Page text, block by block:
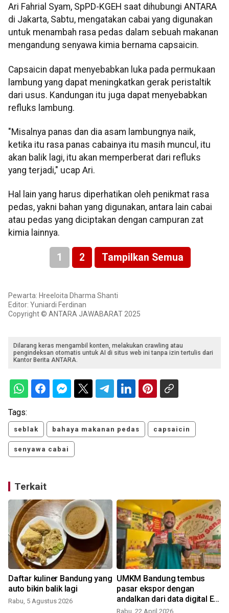
Ari Fahrial Syam, SpPD-KGEH saat dihubungi ANTARA
di Jakarta, Sabtu, mengatakan cabai yang digunakan
untuk menambah rasa pedas dalam sebuah makanan
mengandung senyawa kimia bernama capsaicin.
Capsaicin dapat menyebabkan luka pada permukaan
lambung yang dapat meningkatkan gerak peristaltik
dari usus. Kandungan itu juga dapat menyebabkan
refluks lambung.
"Misalnya panas dan dia asam lambungnya naik,
ketika itu rasa panas cabainya itu masih muncul, itu
akan balik lagi, itu akan memperberat dari refluks
yang terjadi," ucap Ari.
Hal lain yang harus diperhatikan oleh penikmat rasa
pedas, yakni bahan yang digunakan, antara lain cabai
atau pedas yang diciptakan dengan campuran zat
kimia lainnya.
1 2 Tampilkan Semua
Pewarta: Hreeloita Dharma Shanti
Editor: Yuniardi Ferdinan
Copyright © ANTARA JAWABARAT 2025
Dilarang keras mengambil konten, melakukan crawling atau
pengindeksan otomatis untuk AI di situs web ini tanpa izin tertulis dari
Kantor Berita ANTARA.
Tags:
seblak bahaya makanan pedas capsaicin
senyawa cabai
Terkait
Daftar kuliner Bandung yang
auto bikin balik lagi
Rabu, 5 Agustus 2026
UMKM Bandung tembus
pasar ekspor dengan
andalkan dari data digital E-
Commerce
Rabu, 22 April 2026